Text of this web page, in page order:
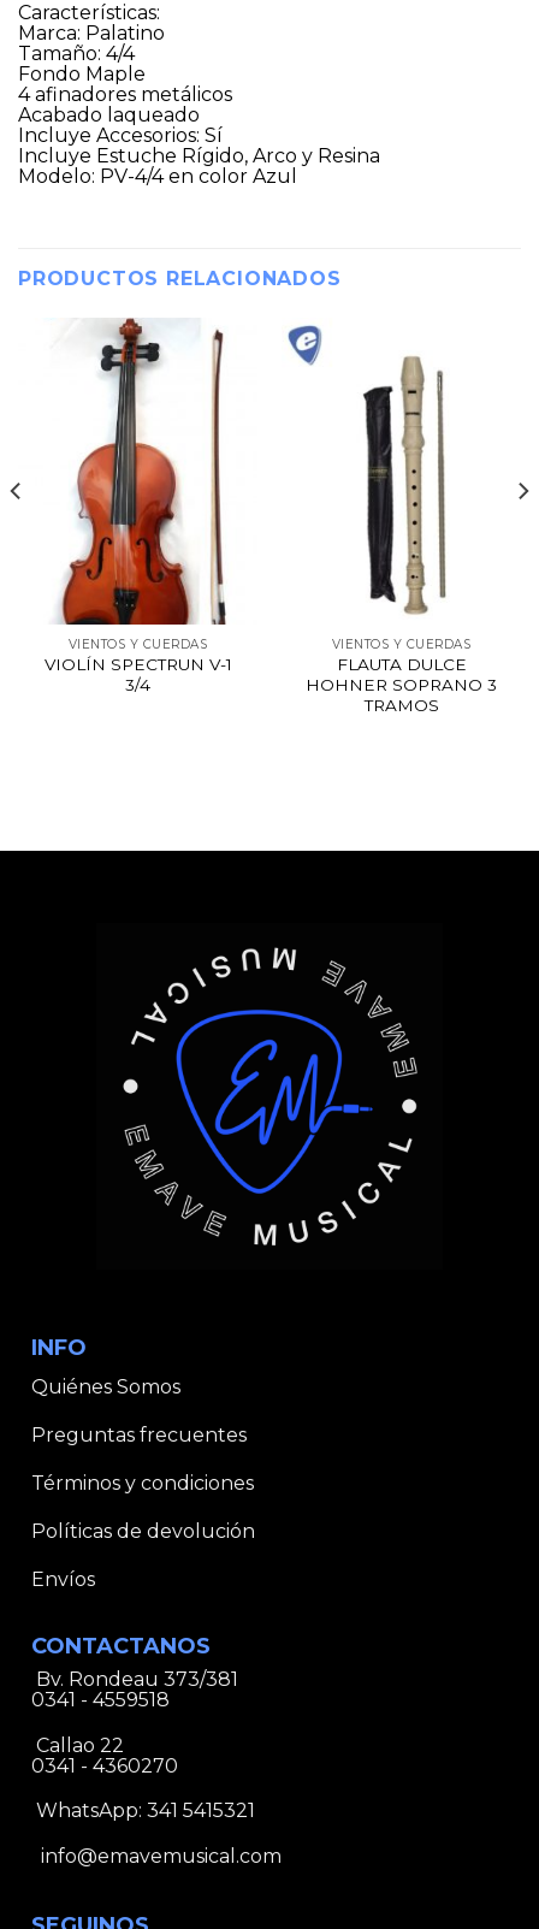
Características:
Marca: Palatino
Tamaño: 4/4
Fondo Maple
4 afinadores metálicos
Acabado laqueado
Incluye Accesorios: Sí
Incluye Estuche Rígido, Arco y Resina
Modelo: PV-4/4 en color Azul
PRODUCTOS RELACIONADOS
VIENTOS Y CUERDAS
VIOLÍN SPECTRUN V-1
3/4
VIENTOS Y CUERDAS
FLAUTA DULCE
HOHNER SOPRANO 3
TRAMOS
INFO
Quiénes Somos
Preguntas frecuentes
Términos y condiciones
Políticas de devolución
Envíos
CONTACTANOS
Bv. Rondeau 373/381
0341 - 4559518
Callao 22
0341 - 4360270
WhatsApp: 341 5415321
info@emavemusical.com